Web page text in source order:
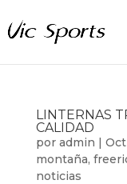
LINTERNAS
CALIDAD
por admin |
montaña,
noticias